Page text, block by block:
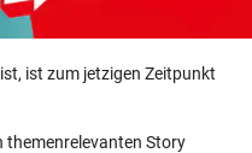
ist zum jetzigen Zeitpunkt
themenrelevanten Story